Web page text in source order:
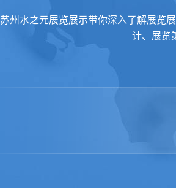
苏州水之元展览展示带你深入了解展览
计、展览